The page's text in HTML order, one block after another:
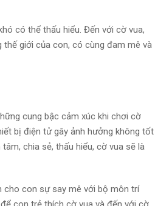
có thể thấu hiểu. Đến với cờ vua,
giới của con, có cùng đam mê và
cung bậc cảm xúc khi chơi cờ
bị điện tử gây ảnh hưởng không tốt
chia sẻ, thấu hiểu, cờ vua sẽ là
cho con sự say mê với bộ môn trí